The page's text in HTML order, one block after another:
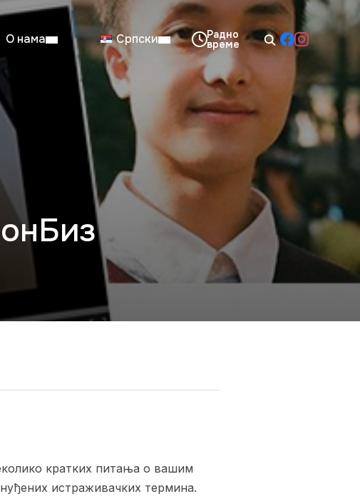
О нама Српски
кратких питања о вашим
истраживачких термина.
Суб: 08:00–14:00 Нед: Затворено